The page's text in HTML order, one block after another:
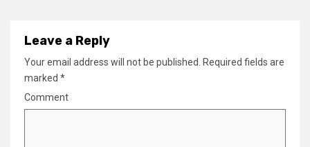
Leave a Reply
Your email address will not be published.
Required fields are
marked *
Comment